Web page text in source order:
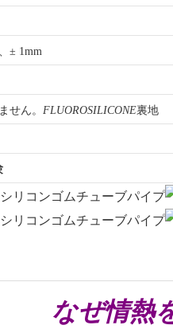
± 1mm
せん。 FLUOROSILICONE裏地
なぜ情熱